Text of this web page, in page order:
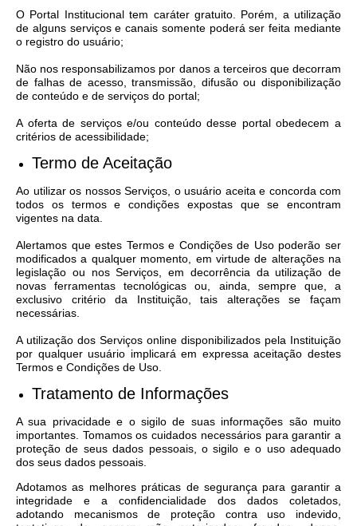
Covid-19
Serviços Online
Administração
Sala Mineira do Empreendedor
PAD
MROSC - Parcerias
Turismo
Notícias
Contratos
Legislação
Termos de Uso & Política de Privacidade
Links
O Portal Institucional tem caráter gratuito. Porém, a utilização
de alguns serviços e canais somente poderá ser feita mediante
o registro do usuário;
Não nos responsabilizamos por danos a terceiros que decorram
de falhas de acesso, transmissão, difusão ou disponibilização
de conteúdo e de serviços do portal;
A oferta de serviços e/ou conteúdo desse portal obedecem a
critérios de acessibilidade;
Termo de Aceitação
Ao utilizar os nossos Serviços, o usuário aceita e concorda com
todos os termos e condições expostas que se encontram
vigentes na data.
Alertamos que estes Termos e Condições de Uso poderão ser
modificados a qualquer momento, em virtude de alterações na
legislação ou nos Serviços, em decorrência da utilização de
novas ferramentas tecnológicas ou, ainda, sempre que, a
exclusivo critério da Instituição, tais alterações se façam
necessárias.
A utilização dos Serviços online disponibilizados pela Instituição
por qualquer usuário implicará em expressa aceitação destes
Termos e Condições de Uso.
Tratamento de Informações
A sua privacidade e o sigilo de suas informações são muito
importantes. Tomamos os cuidados necessários para garantir a
proteção de seus dados pessoais, o sigilo e o uso adequado
dos seus dados pessoais.
Adotamos as melhores práticas de segurança para garantir a
integridade e a confidencialidade dos dados coletados,
adotando mecanismos de proteção contra uso indevido,